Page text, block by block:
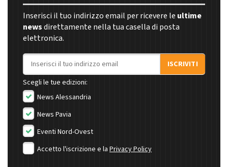
Inserisci il tuo indirizzo email per ricevere le ultime
newsdirettamente nella tua casella di posta
elettronica.
Indirizzo email
ISCRIVITI
Scegli le tue edizioni:
News Alessandria
News Pavia
Eventi Nord-Ovest
Accetto l'iscrizione e la Privacy Policy